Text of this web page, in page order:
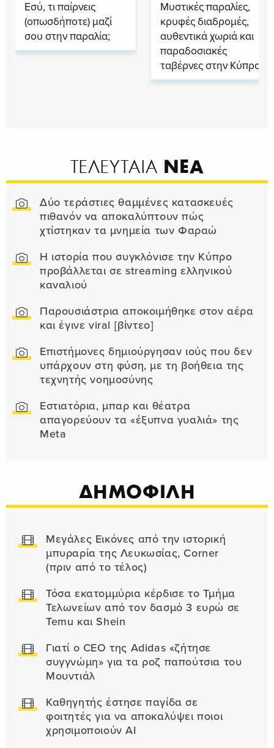
Εσύ, τι παίρνεις
(οπωσδήποτε) μαζί
σου στην παραλία;
Μυστικές παραλίες,
κρυφές διαδρομές,
αυθεντικά χωριά και
παραδοσιακές
ταβέρνες στην Κύπρο
ΤΕΛΕΥΤΑΙΑ ΝΕΑ
Δύο τεράστιες θαμμένες κατασκευές
πιθανόν να αποκαλύπτουν πώς
χτίστηκαν τα μνημεία των Φαραώ
Η ιστορία που συγκλόνισε την Κύπρο
προβάλλεται σε streaming ελληνικού
καναλιού
Παρουσιάστρια αποκοιμήθηκε στον αέρα
και έγινε viral [βίντεο]
Επιστήμονες δημιούργησαν ιούς που δεν
υπάρχουν στη φύση, με τη βοήθεια της
τεχνητής νοημοσύνης
Εστιατόρια, μπαρ και θέατρα
απαγορεύουν τα «έξυπνα γυαλιά» της
Meta
ΔΗΜΟΦΙΛΗ
Μεγάλες Εικόνες από την ιστορική
μπυραρία της Λευκωσίας, Corner
(πριν από το τέλος)
Τόσα εκατομμύρια κέρδισε το Τμήμα
Τελωνείων από τον δασμό 3 ευρώ σε
Temu και Shein
Γιατί ο CEO της Adidas «ζήτησε
συγγνώμη» για τα ροζ παπούτσια του
Μουντιάλ
Καθηγητής έστησε παγίδα σε
φοιτητές για να αποκαλύψει ποιοι
χρησιμοποιούν AI